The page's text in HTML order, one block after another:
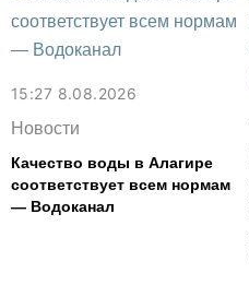
15:27 8.08.2026
Новости
Качество воды в Алагире
соответствует всем нормам
— Водоканал